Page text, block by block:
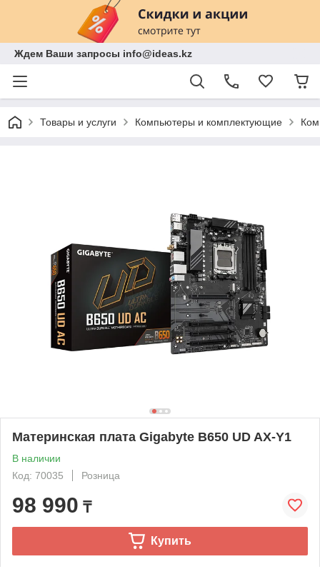
Ждем Ваши запросы info@ideas.kz
Товары и услуги Компьютеры и комплектующие
Материнская плата Gigabyte B650 UD AX-Y1
В наличии
Код: 70035
Розница
98 990 ₸
Купить